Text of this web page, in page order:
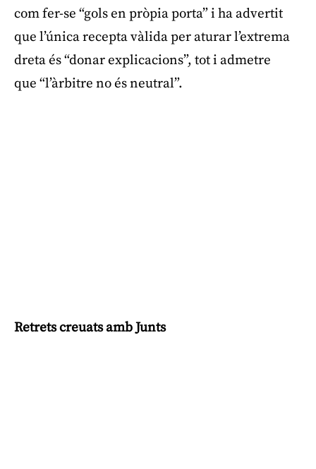
com fer-se “gols en pròpia porta” i ha advertit
que l’única recepta vàlida per aturar l’extrema
dreta és “donar explicacions”, tot i admetre
que “l’àrbitre no és neutral”.
Retrets creuats amb Junts